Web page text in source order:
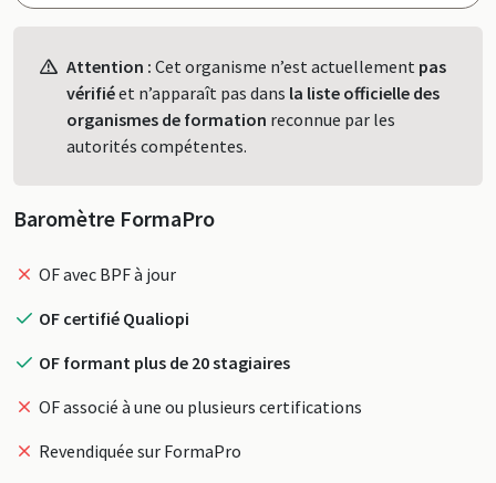
Attention : Cet organisme n’est actuellement pas
vérifiéet n’apparaît pas dans la liste officielle des
organismes de formation reconnue par les
autorités compétentes.
Baromètre FormaPro
OF avec BPF à jour
OF certifié Qualiopi
OF formant plus de 20 stagiaires
OF associé à une ou plusieurs certifications
Revendiquée sur FormaPro